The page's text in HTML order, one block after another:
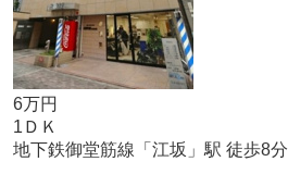
6万円
1ＤＫ
地下鉄御堂筋線「江坂」駅 徒歩8分